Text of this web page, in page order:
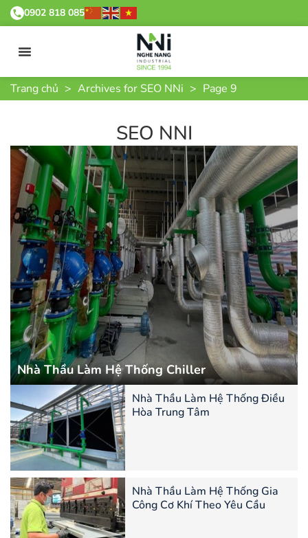
0902 818 085
Trang chủ > Archives for SEO NNi > Page 9
SEO NNI
Nhà Thầu Làm Hệ Thống Chiller
Nhà Thầu Làm Hệ Thống Điều
Hòa Trung Tâm
Nhà Thầu Làm Hệ Thống Gia
Công Cơ Khí Theo Yêu Cầu